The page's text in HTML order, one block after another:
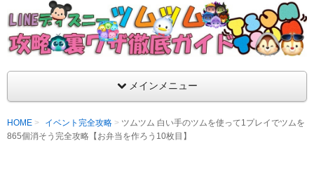
LINEディズニー ツムツム攻略・裏ワザ徹底
支持率No1！痒いところに手が届くツムツム攻略サイト！新ツ
ラ評価も丁寧に解説！ツムツムを120％楽しめるサイトを目指し
メインメニュー
HOME イベント完全攻略
ツムツム 白い手のツムを使って1プレイでツムを
865個消そう完全攻略【お弁当を作ろう10枚目】